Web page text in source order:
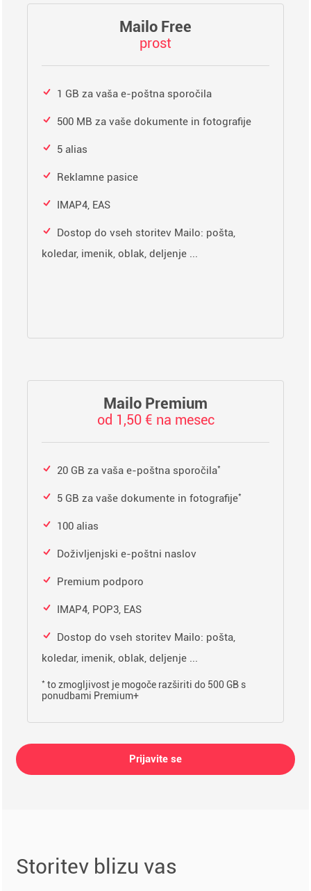
Mailo Free
prost
1 GB za vaša e-poštna sporočila
500 MB za vaše dokumente in fotografije
5 alias
Reklamne pasice
IMAP4, EAS
Dostop do vseh storitev Mailo: pošta,
koledar, imenik, oblak, deljenje ...
Mailo Premium
od 1,50 € na mesec
20 GB za vaša e-poštna sporočila*
5 GB za vaše dokumente in fotografije*
100 alias
Doživljenjski e-poštni naslov
Premium podporo
IMAP4, POP3, EAS
Dostop do vseh storitev Mailo: pošta,
koledar, imenik, oblak, deljenje ...
* to zmogljivost je mogoče razširiti do 500 GB s
ponudbami Premium+
Prijavite se
Storitev blizu vas